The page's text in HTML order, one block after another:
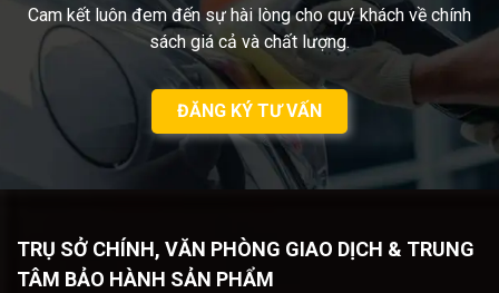
Cam kết luôn đem đến sự hài lòng cho quý khách về chính
sách giá cả và chất lượng.
ĐĂNG KÝ TƯ VẤN
TRỤ SỞ CHÍNH, VĂN PHÒNG GIAO DỊCH & TRUNG
TÂM BẢO HÀNH SẢN PHẨM